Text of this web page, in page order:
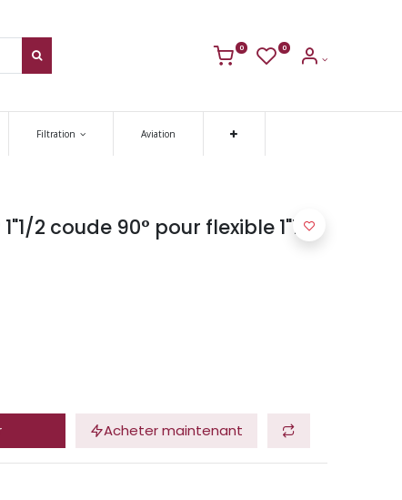
0 0
Filtration Aviation
2 coude 90° pour flexible 1"1/2
Acheter maintenant